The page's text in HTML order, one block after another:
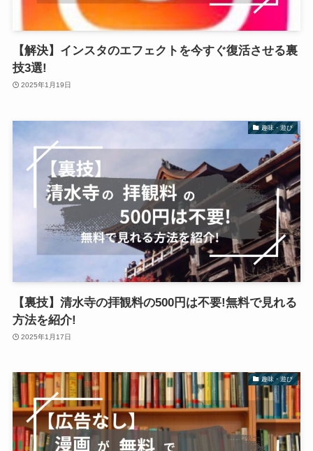
【解決】インスタのエフェクトを今すぐ復活させる裏
技3選!
2025年1月19日
趣味・遊び
【裏技】清水寺の拝観料の500円は不要!無料で見れる
方法を紹介!
2025年1月17日
趣味・遊び